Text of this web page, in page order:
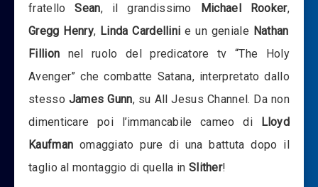
fratelloSean, il grandissimo Michael Rooker,
Gregg Henry, Linda Cardellini e un geniale Nathan
Fillion nel ruolo del predicatore tv “The Holy
Avenger” che combatte Satana, interpretato dallo
stesso James Gunn, su All Jesus Channel. Da non
dimenticare poi l’immancabile cameo di
Lloyd
Kaufman omaggiato pure di una battuta dopo il
taglio al montaggio di quella in Slither!